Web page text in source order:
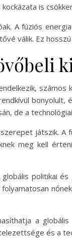
is
A fúziós
válik. Ez
bonyolult,
de a
játszik.
meg kell
politikai
a
és a